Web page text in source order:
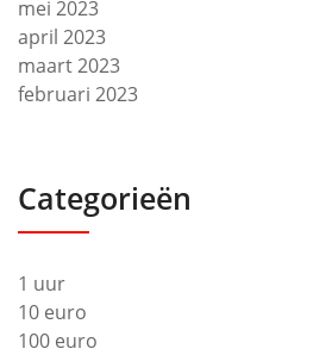
mei 2023
april 2023
maart 2023
februari 2023
Categorieën
1 uur
10 euro
100 euro